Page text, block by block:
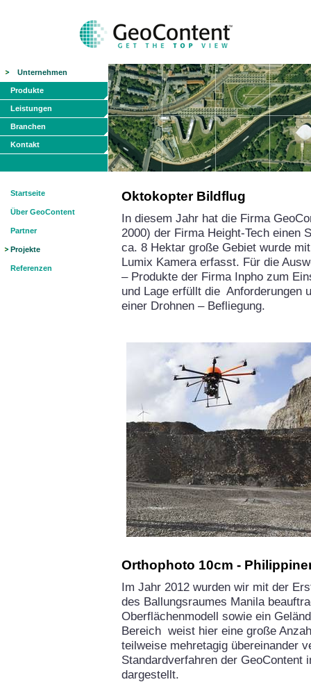
Unternehmen
Produkte
Leistungen
Branchen
Kontakt
Startseite
Über GeoContent
Partner
Projekte
Referenzen
Oktokopter Bildflug
In diesem Jahr hat die Firma
2000) der Firma Height-Tech einen
ca. 8 Hektar große Gebiet wurde
Lumix Kamera erfasst. Für die
– Produkte der Firma Inpho zum
und Lage erfüllt die Anforderungen
einer Drohnen – Befliegung.
Orthophoto 10cm -
Im Jahr 2012 wurden wir mit der
des Ballungsraumes Manila
Oberflächenmodell sowie ein
Bereich weist hier eine große
teilweise mehretagig übereinander
Standardverfahren der GeoContent
dargestellt.